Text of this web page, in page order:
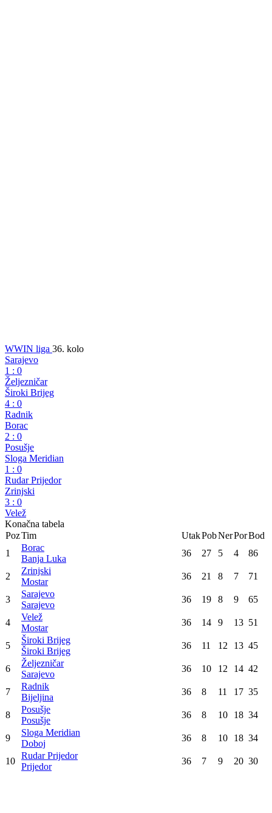
WWIN liga 36. kolo
Sarajevo
1 : 0
Željezničar
Široki Brijeg
4 : 0
Radnik
Borac
2 : 0
Posušje
Sloga Meridian
1 : 0
Rudar Prijedor
Zrinjski
3 : 0
Velež
Konačna tabela
PozTim UtakPobNerPorBod
1
Borac
Banja Luka
36 27 5 4 86
2
Zrinjski
Mostar
36 21 8 7 71
3
Sarajevo
Sarajevo
36 19 8 9 65
4
Velež
Mostar
36 14 9 13 51
5
Široki Brijeg
Široki Brijeg
36 11 12 13 45
6
Željezničar
Sarajevo
36 10 12 14 42
7
Radnik
Bijeljina
36 8 11 17 35
8
Posušje
Posušje
36 8 10 18 34
9
Sloga Meridian
Doboj
36 8 10 18 34
10
Rudar Prijedor
Prijedor
36 7 9 20 30